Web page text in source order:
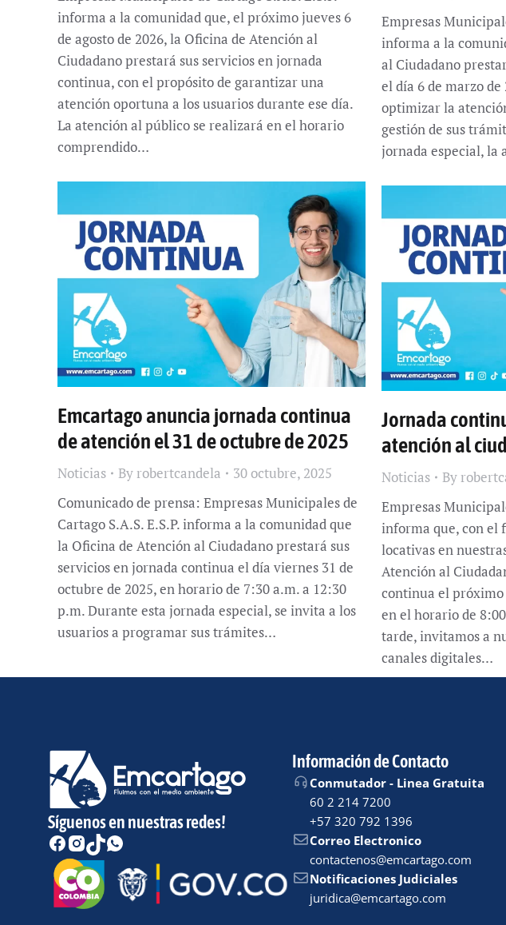
informa a la comunidad que, el próximo jueves 6
de agosto de 2026, la Oficina de Atención al
Ciudadano prestará sus servicios en jornada
continua, con el propósito de garantizar una
atención oportuna a los usuarios durante ese día.
La atención al público se realizará en el horario
comprendido…
Empresas
informa a la
al Ciudadano
el día 6 de marzo
optimizar la
gestión de sus
jornada especial,
Emcartago anuncia jornada continua
de atención el 31 de octubre de 2025
Noticias By robertcandela
30 octubre, 2025
Comunicado de prensa: Empresas Municipales de
Cartago S.A.S. E.S.P. informa a la comunidad que
la Oficina de Atención al Ciudadano prestará sus
servicios en jornada continua el día viernes 31 de
octubre de 2025, en horario de 7:30 a.m. a 12:30
p.m. Durante esta jornada especial, se invita a los
usuarios a programar sus trámites…
Jornada
atención al
Noticias By
Empresas
informa que, con el
locativas en
Atención al
continua el próximo
en el horario de
tarde, invitamos a
canales digitales…
Síguenos en nuestras redes!
Información de Contacto
Conmutador - Linea Gratuita
60 2 214 7200
+57 320 792 1396
Correo Electronico
contactenos@emcartago.com
Notificaciones Judiciales
juridica@emcartago.com